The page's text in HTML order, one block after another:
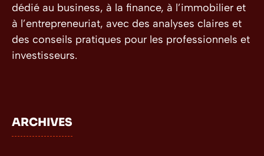
dédié au business, à la finance, à l’immobilier et
à l’entrepreneuriat, avec des analyses claires et
des conseils pratiques pour les professionnels et
investisseurs.
ARCHIVES